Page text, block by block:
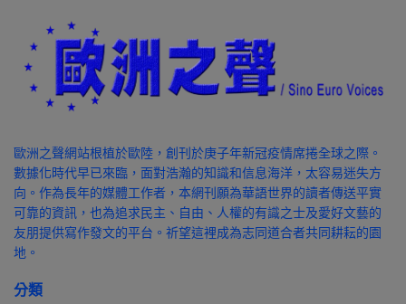
歐洲之聲網站根植於歐陸，創刊於庚子年新冠疫情席捲全球之際。
數據化時代早已來臨，面對浩瀚的知識和信息海洋，太容易迷失方
向。作為長年的媒體工作者，本網刊願為華語世界的讀者傳送平實
可靠的資訊，也為追求民主、自由、人權的有識之士及愛好文藝的
友朋提供寫作發文的平台。祈望這裡成為志同道合者共同耕耘的園
地。
分類